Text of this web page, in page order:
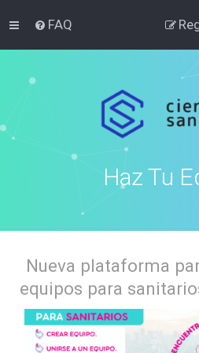
FAQ
Haz Tu
Nueva plataforma
equipos para